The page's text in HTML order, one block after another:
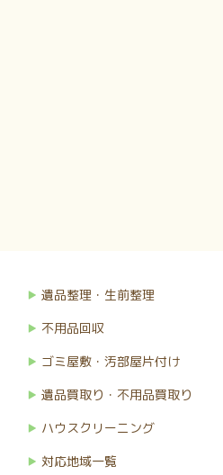
遺品整理・生前整理
不用品回収
ゴミ屋敷・汚部屋片付け
遺品買取り・不用品買取り
ハウスクリーニング
対応地域一覧